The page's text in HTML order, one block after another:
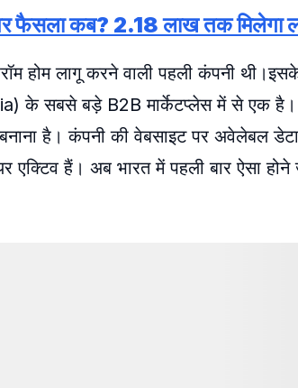
पर फैसला कब? 2.18 लाख तक मिलेगा
होम लागू करने वाली पहली कंपनी
के सबसे बड़े B2B मार्केटप्लेस में से एक
है। कंपनी की वेबसाइट पर अवेलेबल
हैं। अब भारत में पहली बार ऐसा होने